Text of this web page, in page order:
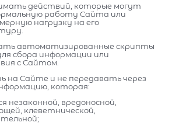
действий, которые могут
работу Сайта или
нагрузку на его
автоматизированные скрипты
сбора информации или
с Сайтом.
на Сайте и не передавать через
которая:
незаконной, вредоносной,
клеветнической,